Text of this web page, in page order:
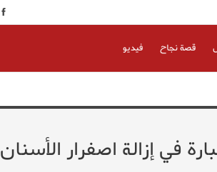
قصة نجاح فيديو
في إزالة اصفرار الأسنان